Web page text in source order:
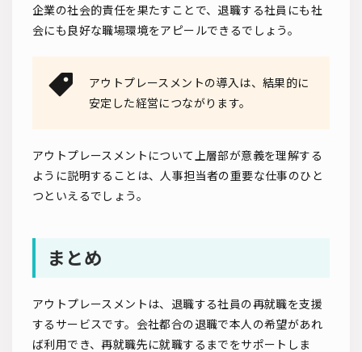
企業の社会的責任を果たすことで、退職する社員にも社
会にも良好な職場環境をアピールできるでしょう。
アウトプレースメントの導入は、結果的に
安定した経営につながります。
アウトプレースメントについて上層部が意義を理解する
ように説明することは、人事担当者の重要な仕事のひと
つといえるでしょう。
まとめ
アウトプレースメントは、退職する社員の再就職を支援
するサービスです。会社都合の退職で本人の希望があれ
ば利用でき、再就職先に就職するまでをサポートしま